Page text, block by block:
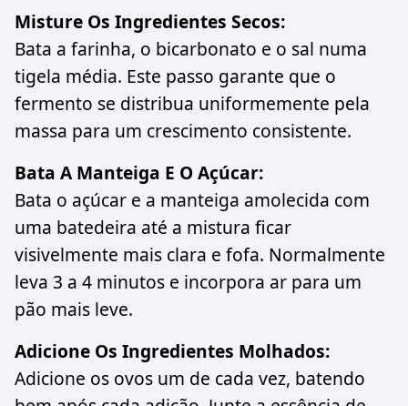
Misture Os Ingredientes Secos:
Bata a farinha, o bicarbonato e o sal numa
tigela média. Este passo garante que o
fermento se distribua uniformemente pela
massa para um crescimento consistente.
Bata A Manteiga E O Açúcar:
Bata o açúcar e a manteiga amolecida com
uma batedeira até a mistura ficar
visivelmente mais clara e fofa. Normalmente
leva 3 a 4 minutos e incorpora ar para um
pão mais leve.
Adicione Os Ingredientes Molhados:
Adicione os ovos um de cada vez, batendo